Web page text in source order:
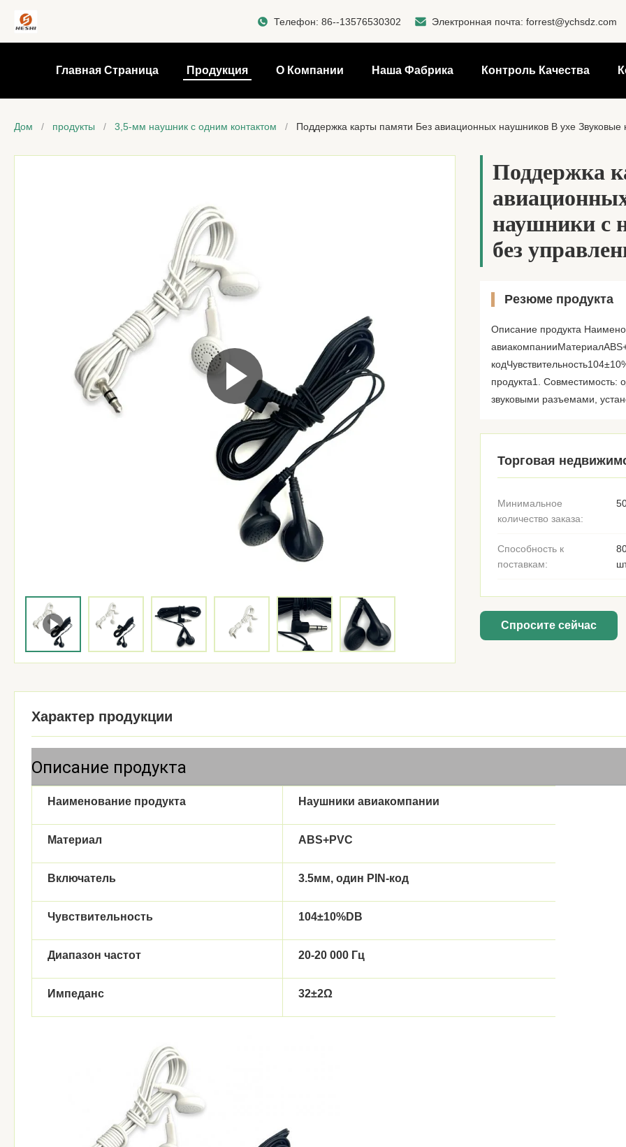
Телефон: 86--13576530302 Электронная почта: forrest@ychsdz.com
Главная Страница Продукция О Компании Наша Фабрика Контроль Качества
Дом / продукты / 3,5-мм наушник с одним контактом / Поддержка карты памяти Без авиационных наушников В ухе Звуковые
Поддержка
наушники с
без
Резюме продукта
Описание продукта
продукта1. Совместимость:
звуковыми разъемами,
Торговая
Минимальное
количество заказа:
Способность к
поставкам:
Спросите сейчас
Характер продукции
Описание продукта
Наименование продукта Наушники авиакомпании
Материал ABS+PVC
Включатель 3.5мм, один PIN-код
Чувствительность 104±10%DB
Диапазон частот 20-20 000 Гц
Импеданс 32±2Ω